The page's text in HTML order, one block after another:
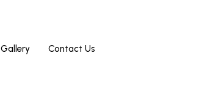
Gallery Contact Us